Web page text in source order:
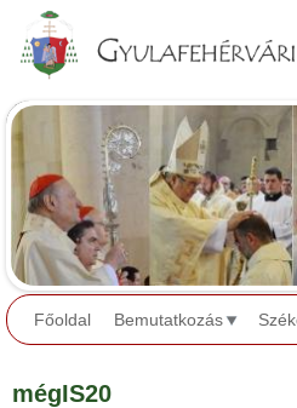
Főoldal Bemutatkozás
mégIS20